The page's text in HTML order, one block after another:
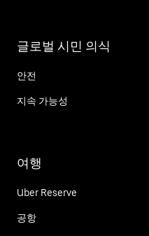
글로벌 시민 의식
안전
지속 가능성
여행
Uber Reserve
공항